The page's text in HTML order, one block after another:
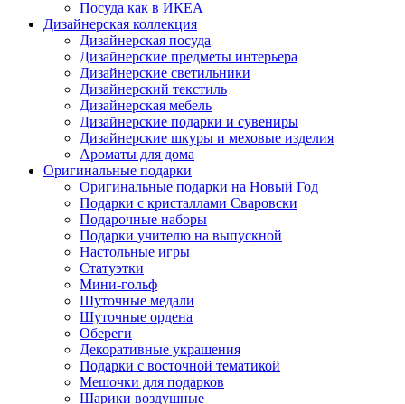
Посуда как в ИКЕА
Дизайнерская коллекция
Дизайнерская посуда
Дизайнерские предметы интерьера
Дизайнерские светильники
Дизайнерский текстиль
Дизайнерская мебель
Дизайнерские подарки и сувениры
Дизайнерские шкуры и меховые изделия
Ароматы для дома
Оригинальные подарки
Оригинальные подарки на Новый Год
Подарки с кристаллами Сваровски
Подарочные наборы
Подарки учителю на выпускной
Настольные игры
Статуэтки
Мини-гольф
Шуточные медали
Шуточные ордена
Обереги
Декоративные украшения
Подарки с восточной тематикой
Мешочки для подарков
Шарики воздушные